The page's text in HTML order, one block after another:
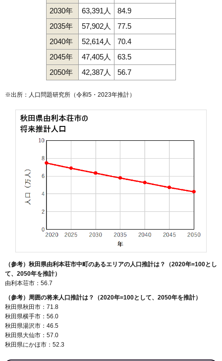
2030年
63,391人
84.9
2035年
57,902人
77.5
2040年
52,614人
70.4
2045年
47,405人
63.5
2050年
42,387人 56.7
※出所：人口問題研究所（令和5・2023年推計）
（参考）秋田県由利本荘市中町のあるエリアの人口推計は？（2020年=100とし
て、2050年を推計）
由利本荘市：56.7
（参考）周囲の将来人口推計は？（2020年=100として、2050年を推計）
秋田県秋田市：71.8
秋田県横手市：56.0
秋田県湯沢市：46.5
秋田県大仙市：57.0
秋田県にかほ市：52.3